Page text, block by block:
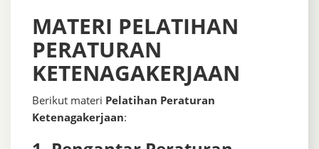
MATERI PELATIHAN
PERATURAN
KETENAGAKERJAAN
Berikut materi Pelatihan Peraturan
Ketenagakerjaan: